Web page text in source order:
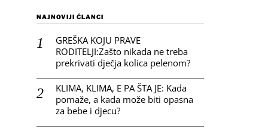
NAJNOVIJI ČLANCI
GREŠKA KOJU PRAVE
RODITELJI:Zašto nikada ne treba
prekrivati dječja kolica pelenom?
KLIMA, KLIMA, E PA ŠTA JE: Kada
pomaže, a kada može biti opasna
za bebe i djecu?